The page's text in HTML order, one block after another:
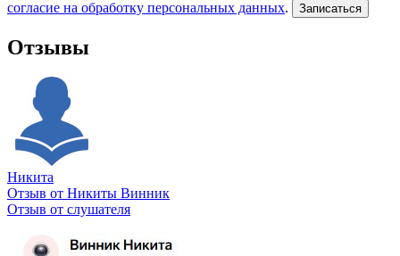
согласие на обработку персональных данных. Записаться
Отзывы
Никита
Отзыв от Никиты Винник
Отзыв от слушателя